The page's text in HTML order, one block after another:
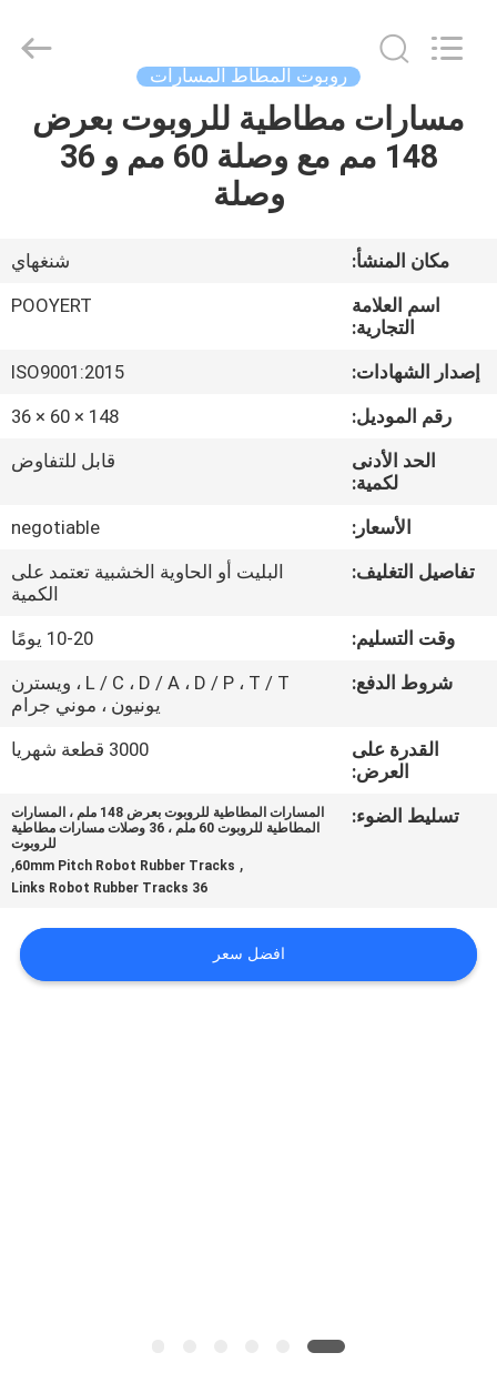
الصفحة
الرئيسية
معلومات
جولة
مراقبة
الجودة
اتصل
اطلب
اقتباس
خريطة
الموقع
روبوت المطاط المسارات
مسارات مطاطية للروبوت بعرض
148 مم مع وصلة 60 مم و 36
وصلة
مكان المنشأ:
شنغهاي
اسم العلامة
التجارية:
POOYERT
إصدار الشهادات:
ISO9001:2015
رقم الموديل:
148 × 60 × 36
الحد الأدنى
لكمية:
قابل للتفاوض
الأسعار:
negotiable
تفاصيل التغليف:
البليت أو الحاوية الخشبية تعتمد على
الكمية
وقت التسليم:
10-20 يومًا
شروط الدفع:
L / C ، D / A ، D / P ، T / T ، ويسترن
يونيون ، موني جرام
القدرة على
العرض:
3000 قطعة شهريا
تسليط الضوء:
المسارات المطاطية للروبوت بعرض 148 ملم ، المسارات
المطاطية للروبوت 60 ملم ، 36 وصلات مسارات مطاطية
للروبوت
,
60mm Pitch Robot Rubber Tracks
,
36 Links Robot Rubber Tracks
افضل سعر